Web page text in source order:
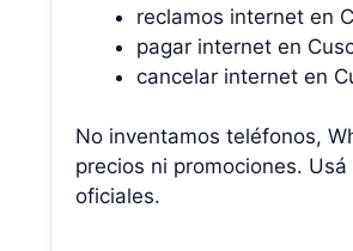
reclamos internet en
pagar internet en
cancelar internet en
No inventamos teléfonos,
precios ni promociones.
oficiales.